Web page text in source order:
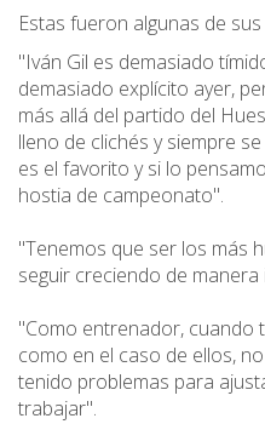
Estas fueron algunas de
"Iván Gil es demasiado
demasiado explícito ayer,
más allá del partido del
lleno de clichés y siempre
es el favorito y si lo
hostia de campeonato".
"Tenemos que ser los más
seguir creciendo de manera
"Como entrenador, cuando
como en el caso de ellos,
tenido problemas para
trabajar".